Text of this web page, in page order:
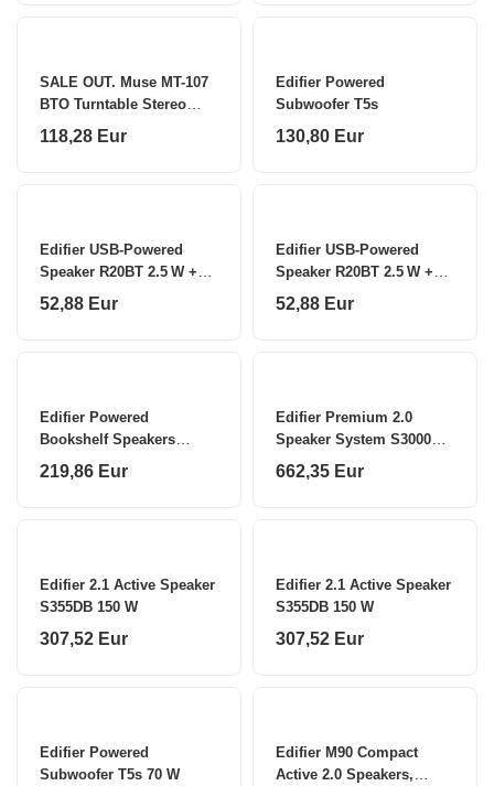
SALE OUT. Muse MT-107
BTO Turntable Stereo
System, Black/Brown
Muse Turntable Stereo
118,28 Eur
Edifier Powered
Subwoofer T5s
130,80 Eur
Edifier USB-Powered
Speaker R20BT 2.5 W +
2.5 W
52,88 Eur
Edifier USB-Powered
Speaker R20BT 2.5 W +
2.5 W
52,88 Eur
Edifier Powered
Bookshelf Speakers
R2750DB MKII 144 W
219,86 Eur
Edifier Premium 2.0
Speaker System S3000MK
II Bluetooth
662,35 Eur
Edifier 2.1 Active Speaker
S355DB 150 W
307,52 Eur
Edifier 2.1 Active Speaker
S355DB 150 W
307,52 Eur
Edifier Powered
Subwoofer T5s 70 W
Edifier M90 Compact
Active 2.0 Speakers,